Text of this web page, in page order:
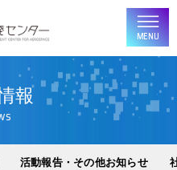
報
活動報告・その他お知らせ
MENU